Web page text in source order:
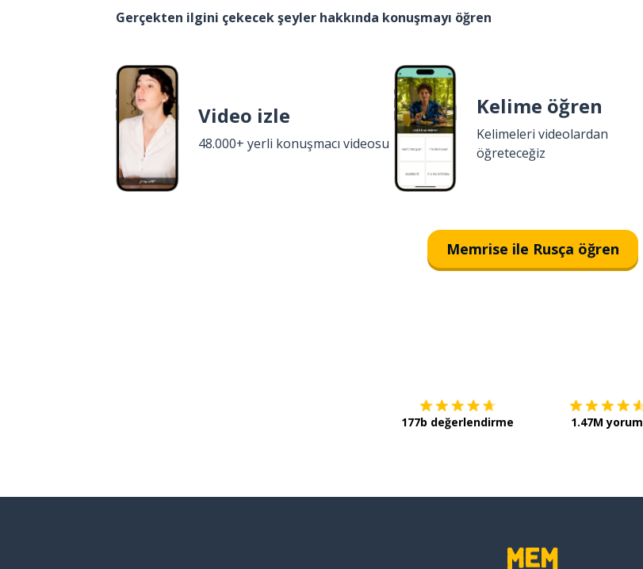
Gerçekten ilgini çekecek şeyler hakkında konuşmayı öğren
Video izle
48.000+ yerli konuşmacı videosu
Kelime öğren
Kelimeleri videolardan
öğreteceğiz
Memrise ile Rusça öğren
177b değerlendirme 1.47M yorum